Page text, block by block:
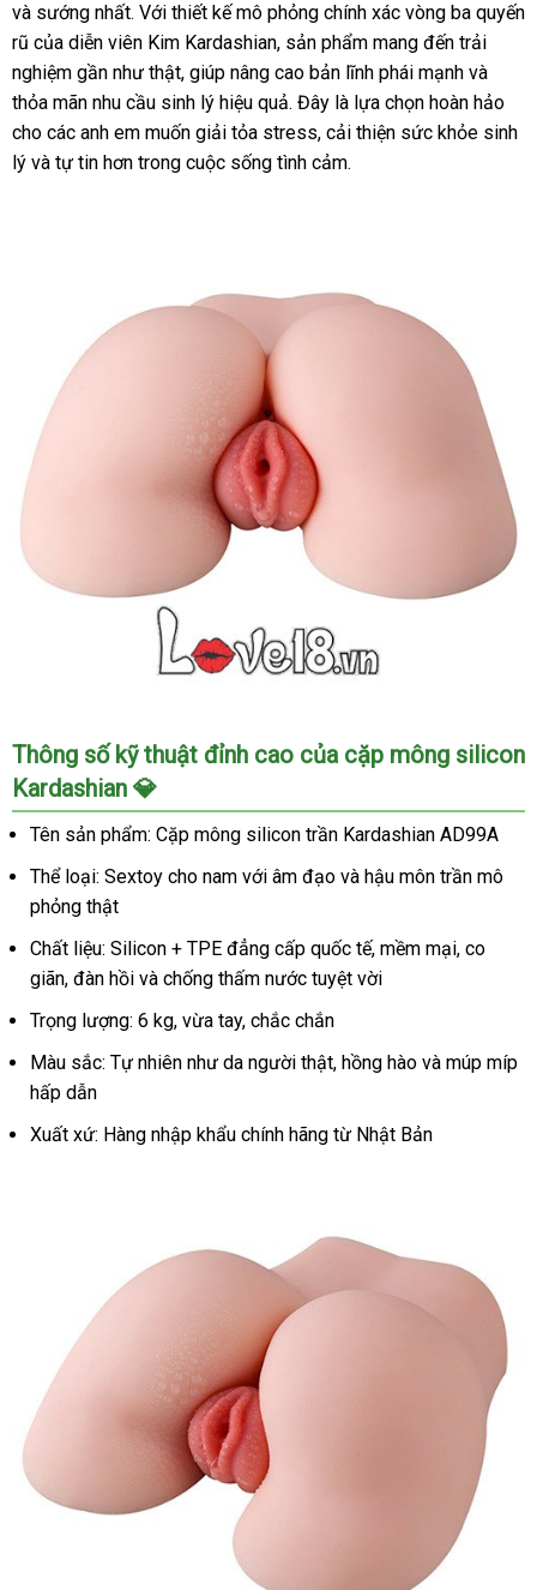
và sướng nhất. Với thiết kế mô phỏng chính xác vòng ba quyến
rũ của diễn viên Kim Kardashian, sản phẩm mang đến trải
nghiệm gần như thật, giúp nâng cao bản lĩnh phái mạnh và
thỏa mãn nhu cầu sinh lý hiệu quả. Đây là lựa chọn hoàn hảo
cho các anh em muốn giải tỏa stress, cải thiện sức khỏe sinh
lý và tự tin hơn trong cuộc sống tình cảm.
Cặp
mông
silicon
Kardashian
quyến
rũ
tôn
dáng
gợi
cảm
Thông số kỹ thuật đỉnh cao của cặp mông silicon
Kardashian 💎
Tên sản phẩm: Cặp mông silicon trần Kardashian AD99A
Thể loại: Sextoy cho nam với âm đạo và hậu môn trần mô
phỏng thật
Chất liệu: Silicon + TPE đẳng cấp quốc tế, mềm mại, co
giãn, đàn hồi và chống thấm nước tuyệt vời
Trọng lượng: 6 kg, vừa tay, chắc chắn
Màu sắc: Tự nhiên như da người thật, hồng hào và múp míp
hấp dẫn
Xuất xứ: Hàng nhập khẩu chính hãng từ Nhật Bản